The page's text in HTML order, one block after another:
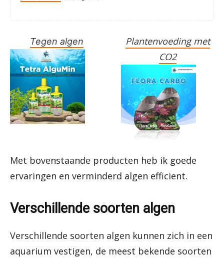
Tegen algen
Plantenvoeding met
CO2
Met bovenstaande producten heb ik goede
ervaringen en verminderd algen efficient.
Verschillende soorten algen
Verschillende soorten algen kunnen zich in een
aquarium vestigen, de meest bekende soorten